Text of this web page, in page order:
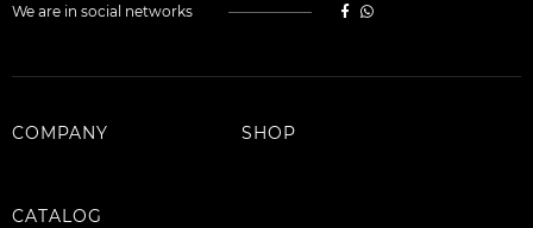
We are in social networks
COMPANY SHOP
CATALOG